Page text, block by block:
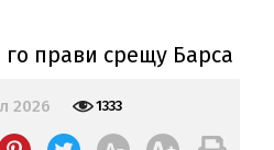
прави срещу Барса
2026 1333